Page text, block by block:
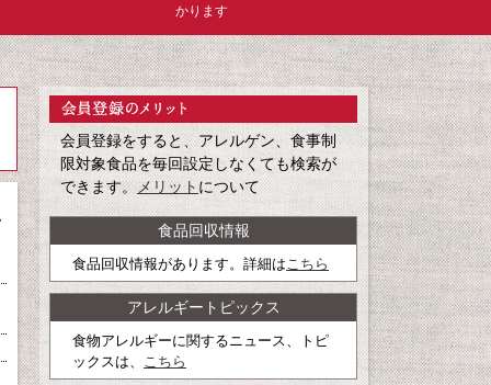
かります
会員登録をすると、アレルゲン、食事制
限対象食品を毎回設定しなくても検索が
できます。メリットについて
食品回収情報
食品回収情報があります。詳細は こちら
アレルギートピックス
食物アレルギーに関するニュース、トピ
ックスは、
こちら